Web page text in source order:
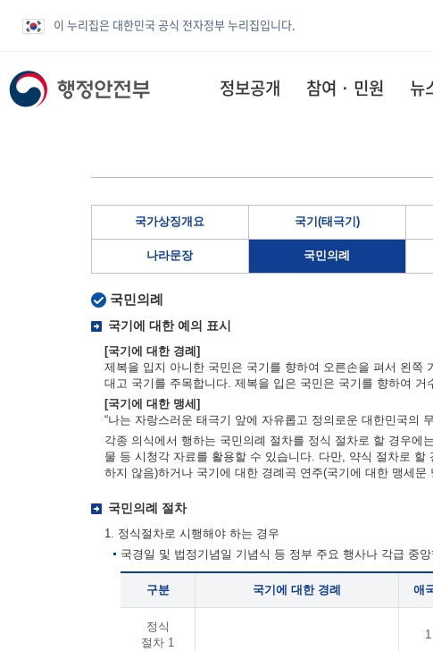
이 누리집은 대한민국 공식 전자정부 누리집입니다.
정보공개 참여 · 민원 뉴
국가상징개요 국기(태극기)
나라문장 국민의례
국민의례
국기에 대한 예의 표시
[국기에 대한 경례]
제복을 입지 아니한 국민은 국기를 향하여 오른손을 펴서 왼쪽
대고 국기를 주목합니다. 제복을 입은 국민은 국기를 향하여 거
[국기에 대한 맹세]
“나는 자랑스러운 태극기 앞에 자유롭고 정의로운 대한민국의
각종 의식에서 행하는 국민의례 절차를 정식 절차로 할 경우에
물 등 시청각 자료를 활용할 수 있습니다. 다만, 약식 절차로
하지 않음)하거나 국기에 대한 경례곡 연주(국기에 대한 맹세
국민의례 절차
1. 정식절차로 시행해야 하는 경우
국경일 및 법정기념일 기념식 등 정부 주요 행사나 각급 중
구분 국기에 대한 경례 애
정식
절차 1